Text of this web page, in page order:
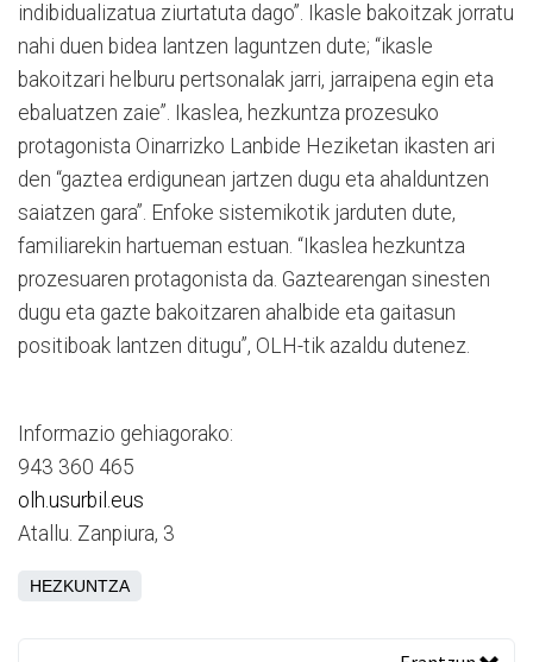
indibidualizatua ziurtatuta dago”. Ikasle bakoitzak jorratu
nahi duen bidea lantzen laguntzen dute; “ikasle
bakoitzari helburu pertsonalak jarri, jarraipena egin eta
ebaluatzen zaie”. Ikaslea, hezkuntza prozesuko
protagonista Oinarrizko Lanbide Heziketan ikasten ari
den “gaztea erdigunean jartzen dugu eta ahalduntzen
saiatzen gara”. Enfoke sistemikotik jarduten dute,
familiarekin hartueman estuan. “Ikaslea hezkuntza
prozesuaren protagonista da. Gaztearengan sinesten
dugu eta gazte bakoitzaren ahalbide eta gaitasun
positiboak lantzen ditugu”, OLH-tik azaldu dutenez.
Informazio gehiagorako:
943 360 465
olh.usurbil.eus
Atallu. Zanpiura, 3
HEZKUNTZA